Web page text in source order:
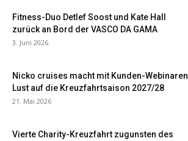
Fitness-Duo Detlef Soost und Kate Hall
zurück an Bord der VASCO DA GAMA
3. Juni 2026
Nicko cruises macht mit Kunden-Webinaren
Lust auf die Kreuzfahrtsaison 2027/28
21. Mai 2026
Vierte Charity-Kreuzfahrt zugunsten des